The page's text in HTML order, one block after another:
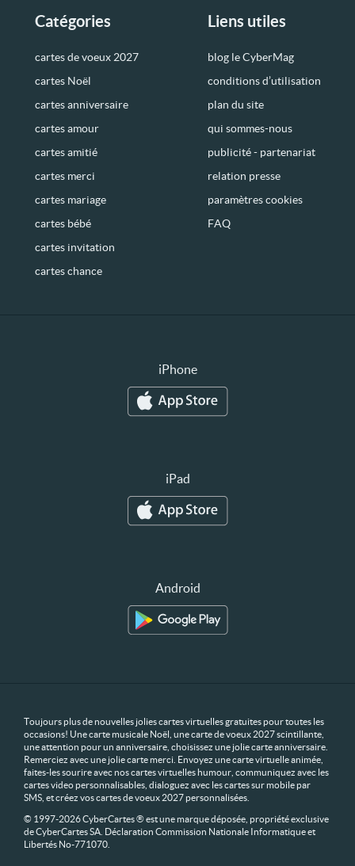
Catégories
cartes de voeux 2027
cartes Noël
cartes anniversaire
cartes amour
cartes amitié
cartes merci
cartes mariage
cartes bébé
cartes invitation
cartes chance
Liens utiles
blog le CyberMag
conditions d’utilisation
plan du site
qui sommes-nous
publicité - partenariat
relation presse
paramètres cookies
FAQ
iPhone
iPad
Android
Toujours plus de nouvelles jolies cartes virtuelles gratuites pour toutes les
occasions! Une carte musicale Noël, une carte de voeux 2027 scintillante,
une attention pour un anniversaire, choisissez une jolie carte anniversaire.
Remerciez avec une jolie carte merci. Envoyez une carte virtuelle animée,
faites-les sourire avec nos cartes virtuelles humour, communiquez avec les
cartes video personnalisables, dialoguez avec les cartes sur mobile par
SMS, et créez vos cartes de voeux 2027 personnalisées.
© 1997-2026 CyberCartes ® est une marque déposée, propriété exclusive
de CyberCartes SA. Déclaration Commission Nationale Informatique et
Libertés No-771070.